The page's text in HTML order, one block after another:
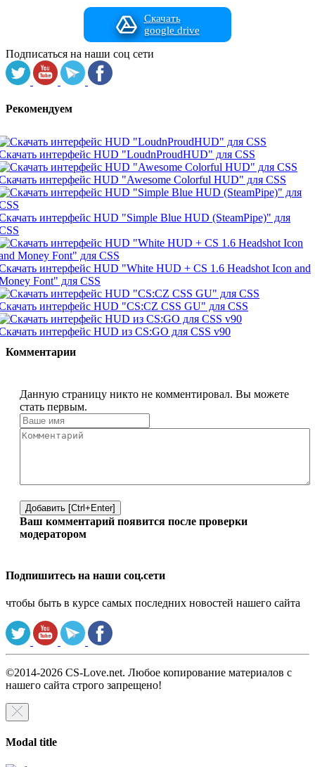
Скачать
google drive
Подписаться на наши соц сети
Рекомендуем
интерфейс HUD "LoudnProudHUD" для CSS
интерфейс HUD "Awesome Colorful HUD" для CSS
интерфейс HUD "Simple Blue HUD (SteamPipe)" для
интерфейс HUD "White HUD + CS 1.6 Headshot Icon and
Font" для CSS
интерфейс HUD "CS:CZ CSS GU" для CSS
интерфейс HUD из CS:GO для CSS v90
Комментарии
Данную страницу никто не комментировал. Вы можете
стать первым.
Добавить [Ctrl+Enter]
Ваш комментарий появится после проверки
модератором
Подпишитесь на наши соц.сети
чтобы быть в курсе самых последних новостей нашего сайта
©2014-2026 CS-Love.net. Любое копирование материалов с
нашего сайта строго запрещено!
Modal title